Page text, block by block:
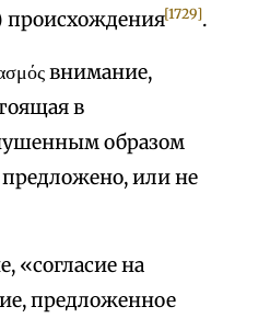
происхождения[1729].
внимание,
в
образом
или не
«согласие на
предложенное